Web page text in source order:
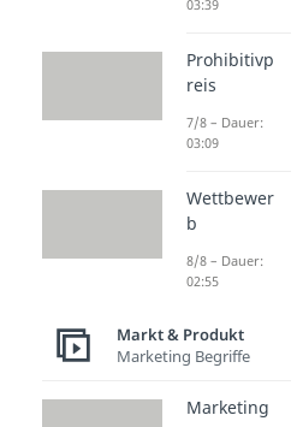
die von den
Dazu
Wasser
sie zum
hohen
verzichten.
03:39
Prohibitivp
reis
7/8 – Dauer:
03:09
Wettbewer
b
8/8 – Dauer:
02:55
Markt & Produkt
Marketing Begriffe
Marketing